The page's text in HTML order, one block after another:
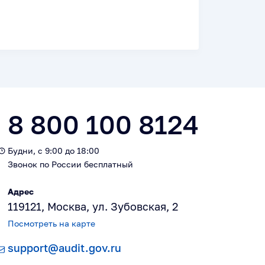
8 800 100 8124
Будни, с 9:00 до 18:00
Звонок по России бесплатный
Адрес
119121, Москва, ул. Зубовская, 2
Посмотреть на карте
support@audit.gov.ru